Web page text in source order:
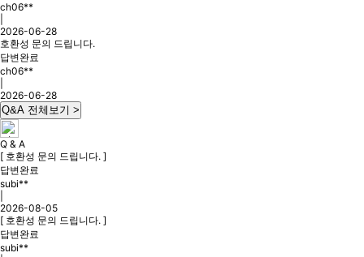
ch06**
2026-06-28
호환성 문의 드립니다.
답변완료
ch06**
2026-06-28
Q&A 전체보기 >
Q & A
[ 호환성 문의 드립니다. ]
답변완료
subi**
2026-08-05
[ 호환성 문의 드립니다. ]
답변완료
subi**